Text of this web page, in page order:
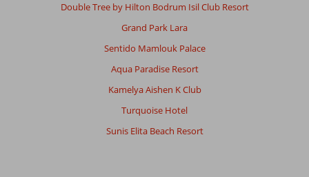
Double Tree by Hilton Bodrum Isil Club Resort
Grand Park Lara
Sentido Mamlouk Palace
Aqua Paradise Resort
Kamelya Aishen K Club
Turquoise Hotel
Sunis Elita Beach Resort